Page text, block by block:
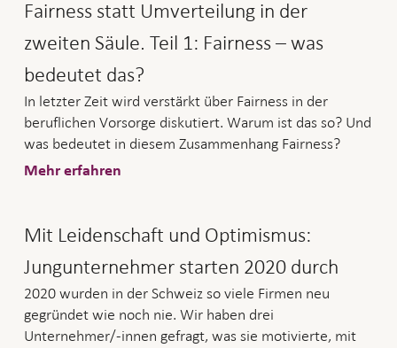
Fairness statt Umverteilung in der
zweiten Säule. Teil 1: Fairness – was
bedeutet das?
In letzter Zeit wird verstärkt über Fairness in der
beruflichen Vorsorge diskutiert. Warum ist das so? Und
was bedeutet in diesem Zusammenhang Fairness?
Mehr erfahren
Mit Leidenschaft und Optimismus:
Jungunternehmer starten 2020 durch
2020 wurden in der Schweiz so viele Firmen neu
gegründet wie noch nie. Wir haben drei
Unternehmer/-innen gefragt, was sie motivierte, mit